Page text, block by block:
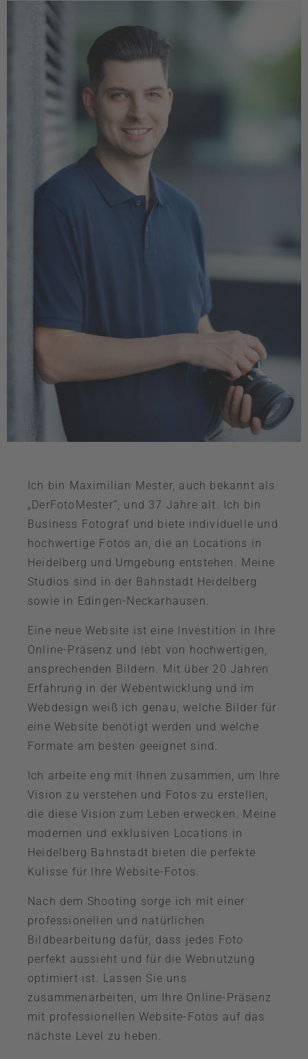
Ich bin Maximilian Mester, auch bekannt als
„DerFotoMester“, und 37 Jahre alt. Ich bin
Business Fotograf und biete individuelle und
hochwertige Fotos an, die an Locations in
Heidelberg und Umgebung entstehen. Meine
Studios sind in der Bahnstadt Heidelberg
sowie in Edingen-Neckarhausen.
Eine neue Website ist eine Investition in Ihre
Online-Präsenz und lebt von hochwertigen,
ansprechenden Bildern. Mit über 20 Jahren
Erfahrung in der Webentwicklung und im
Webdesign weiß ich genau, welche Bilder für
eine Website benötigt werden und welche
Formate am besten geeignet sind.
Ich arbeite eng mit Ihnen zusammen, um Ihre
Vision zu verstehen und Fotos zu erstellen,
die diese Vision zum Leben erwecken. Meine
modernen und exklusiven Locations in
Heidelberg Bahnstadt bieten die perfekte
Kulisse für Ihre Website-Fotos.
Nach dem Shooting sorge ich mit einer
professionellen und natürlichen
Bildbearbeitung dafür, dass jedes Foto
perfekt aussieht und für die Webnutzung
optimiert ist. Lassen Sie uns
zusammenarbeiten, um Ihre Online-Präsenz
mit professionellen Website-Fotos auf das
nächste Level zu heben.